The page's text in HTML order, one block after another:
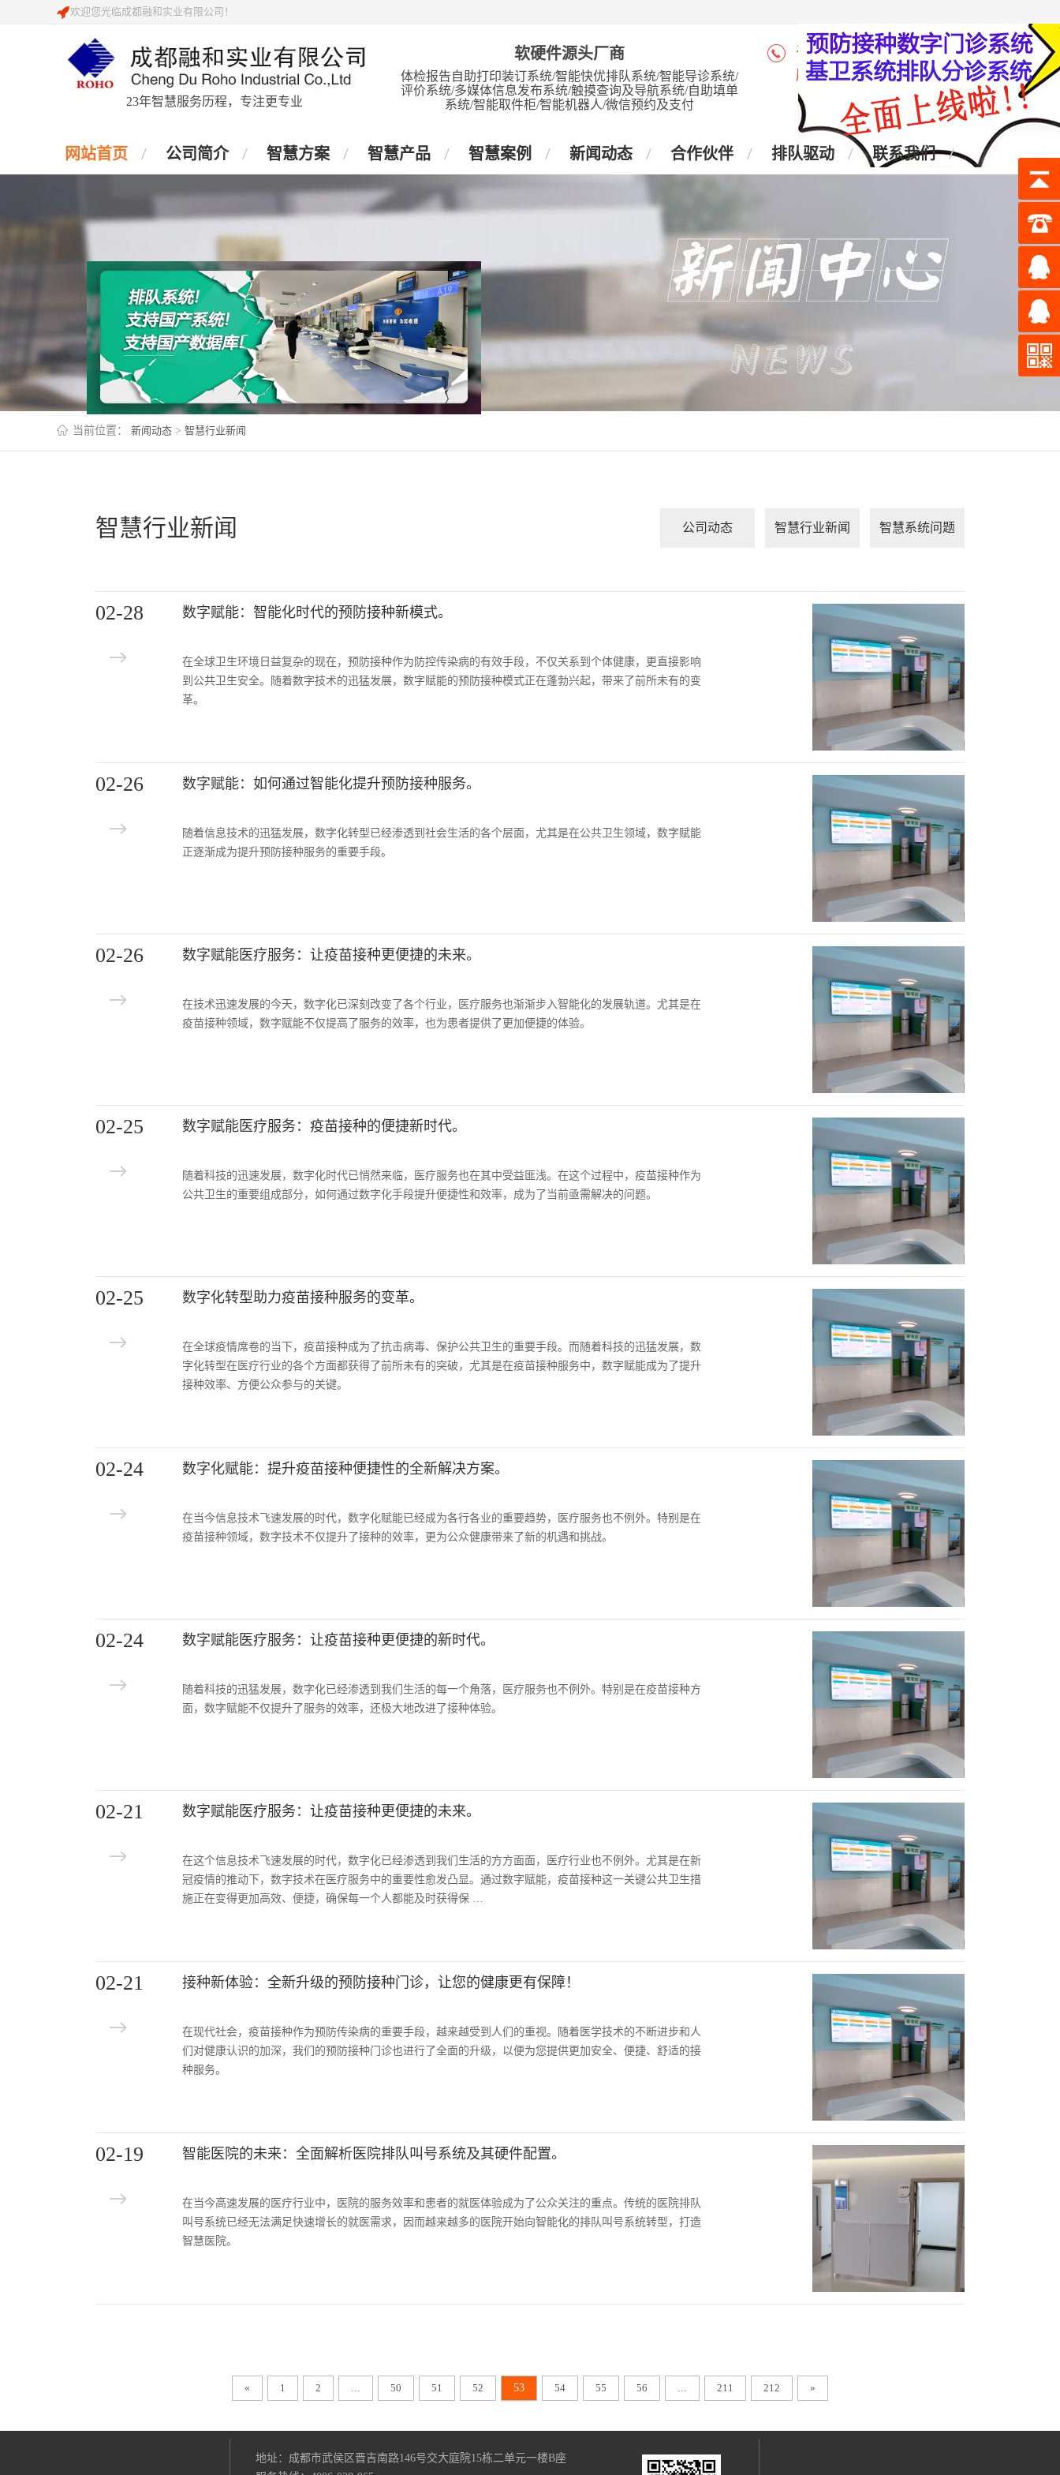
欢迎您光临成都融和实业有限公司！
23年智慧服务历程，专注更专业
软硬件源头厂商
体检报告自助打印装订系统/智能快优排队系统/智能导诊系统/
评价系统/多媒体信息发布系统/触摸查询及导航系统/自助填单
系统/智能取件柜/智能机器人/微信预约及支付
咨询热线：4006-028-965
座 机：028-87438905
网站首页 公司简介 智慧方案 智慧产品 智慧案例 新闻动态 合作伙伴 排队驱动 联系我们
当前位置： 新闻动态 > 智慧行业新闻
智慧行业新闻 公司动态 智慧行业新闻 智慧系统问题
02-28 数字赋能：智能化时代的预防接种新模式。
在全球卫生环境日益复杂的现在，预防接种作为防控传染病的有效手段，不仅关系到个体健康，更直接影响
到公共卫生安全。随着数字技术的迅猛发展，数字赋能的预防接种模式正在蓬勃兴起，带来了前所未有的变
革。
02-26 数字赋能：如何通过智能化提升预防接种服务。
随着信息技术的迅猛发展，数字化转型已经渗透到社会生活的各个层面，尤其是在公共卫生领域，数字赋能
正逐渐成为提升预防接种服务的重要手段。
02-26 数字赋能医疗服务：让疫苗接种更便捷的未来。
在技术迅速发展的今天，数字化已深刻改变了各个行业，医疗服务也渐渐步入智能化的发展轨道。尤其是在
疫苗接种领域，数字赋能不仅提高了服务的效率，也为患者提供了更加便捷的体验。
02-25 数字赋能医疗服务：疫苗接种的便捷新时代。
随着科技的迅速发展，数字化时代已悄然来临，医疗服务也在其中受益匪浅。在这个过程中，疫苗接种作为
公共卫生的重要组成部分，如何通过数字化手段提升便捷性和效率，成为了当前亟需解决的问题。
02-25 数字化转型助力疫苗接种服务的变革。
在全球疫情席卷的当下，疫苗接种成为了抗击病毒、保护公共卫生的重要手段。而随着科技的迅猛发展，数
字化转型在医疗行业的各个方面都获得了前所未有的突破，尤其是在疫苗接种服务中，数字赋能成为了提升
接种效率、方便公众参与的关键。
02-24 数字化赋能：提升疫苗接种便捷性的全新解决方案。
在当今信息技术飞速发展的时代，数字化赋能已经成为各行各业的重要趋势，医疗服务也不例外。特别是在
疫苗接种领域，数字技术不仅提升了接种的效率，更为公众健康带来了新的机遇和挑战。
02-24 数字赋能医疗服务：让疫苗接种更便捷的新时代。
随着科技的迅猛发展，数字化已经渗透到我们生活的每一个角落，医疗服务也不例外。特别是在疫苗接种方
面，数字赋能不仅提升了服务的效率，还极大地改进了接种体验。
02-21 数字赋能医疗服务：让疫苗接种更便捷的未来。
在这个信息技术飞速发展的时代，数字化已经渗透到我们生活的方方面面，医疗行业也不例外。尤其是在新
冠疫情的推动下，数字技术在医疗服务中的重要性愈发凸显。通过数字赋能，疫苗接种这一关键公共卫生措
施正在变得更加高效、便捷，确保每一个人都能及时获得保 …
02-21 接种新体验：全新升级的预防接种门诊，让您的健康更有保障！
在现代社会，疫苗接种作为预防传染病的重要手段，越来越受到人们的重视。随着医学技术的不断进步和人
们对健康认识的加深，我们的预防接种门诊也进行了全面的升级，以便为您提供更加安全、便捷、舒适的接
种服务。
02-19 智能医院的未来：全面解析医院排队叫号系统及其硬件配置。
在当今高速发展的医疗行业中，医院的服务效率和患者的就医体验成为了公众关注的重点。传统的医院排队
叫号系统已经无法满足快速增长的就医需求，因而越来越多的医院开始向智能化的排队叫号系统转型，打造
智慧医院。
« 1 2 50 51 52 53 54 55 56 211 212 »
地址：成都市武侯区晋吉南路146号交大庭院15栋二单元一楼B座